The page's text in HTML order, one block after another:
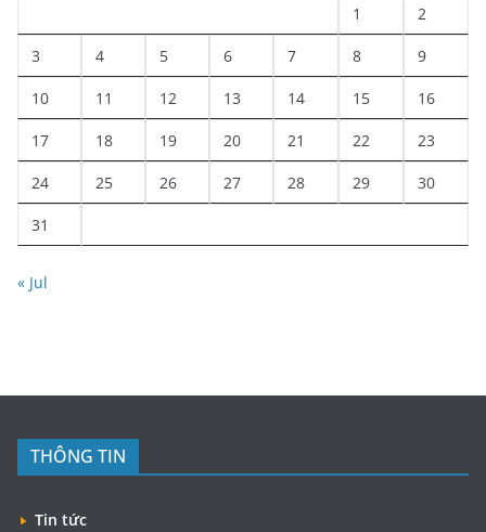
1 2
3 4 5 6 7 8 9
10 11 12 13 14 15 16
17 18 19 20 21 22 23
24 25 26 27 28 29 30
31
« Jul
THÔNG TIN
Tin tức